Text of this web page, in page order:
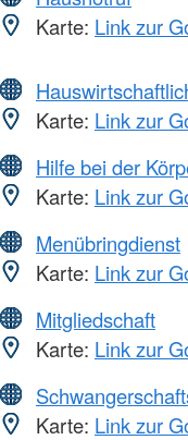
Karte: Link zur
Karte: Link zur
Hilfe bei der
Karte: Link zur
Menübringdienst
Karte: Link zur
Mitgliedschaft
Karte: Link zur
Karte: Link zur